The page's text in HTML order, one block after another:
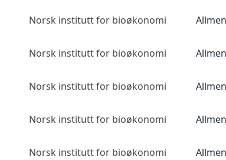
Norsk institutt for bioøkonomi
Norsk institutt for bioøkonomi
Norsk institutt for bioøkonomi
Norsk institutt for bioøkonomi
Norsk institutt for bioøkonomi